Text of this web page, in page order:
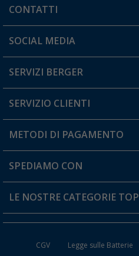
CONTATTI
Orari di apertura del servizio:
Hai una domanda?
SOCIAL MEDIA
SERVIZI BERGER
Diventare rivenditori
Il mio Account
Carta fedeltà Berger
SERVIZIO CLIENTI
Informazioni sulla spedizione
Resi
FAQ e Contatti
METODI DI PAGAMENTO
SPEDIAMO CON
LE NOSTRE CATEGORIE TOP
CGV Legge sulle Batterie